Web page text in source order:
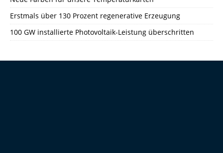
Erstmals über 130 Prozent regenerative Erzeugung
100 GW installierte Photovoltaik-Leistung überschritten